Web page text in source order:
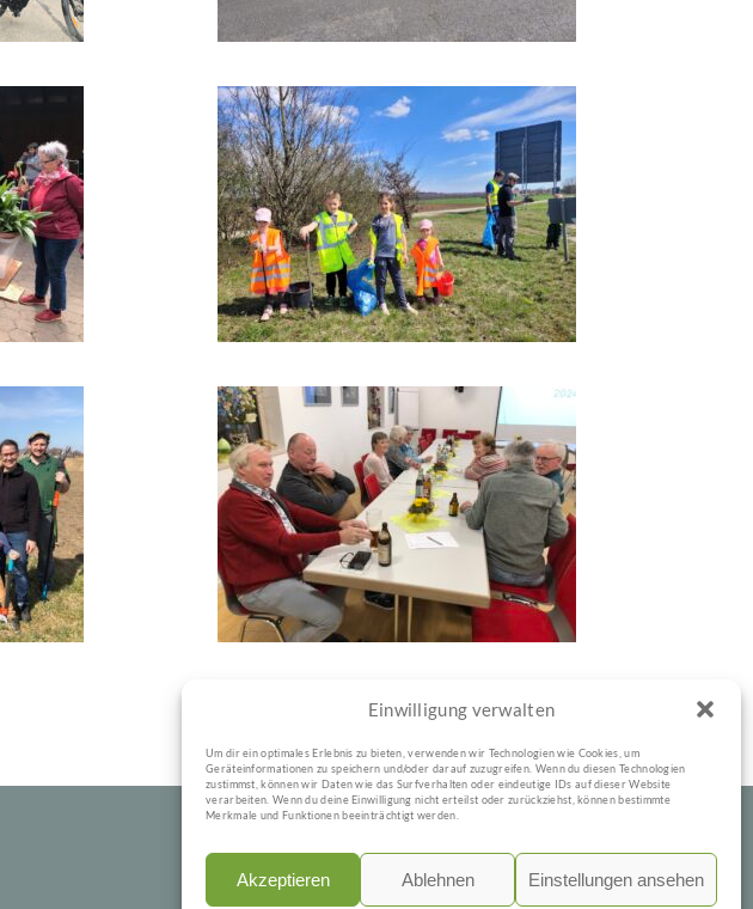
Einwilligung verwalten
Um dir ein optimales Erlebnis zu bieten, verwenden wir Technologien wie Cookies, um
Geräteinformationen zu speichern und/oder darauf zuzugreifen. Wenn du diesen Technologien
zustimmst, können wir Daten wie das Surfverhalten oder eindeutige IDs auf dieser Website
verarbeiten. Wenn du deine Einwilligung nicht erteilst oder zurückziehst, können bestimmte
Merkmale und Funktionen beeinträchtigt werden.
Akzeptieren Ablehnen Einstellungen ansehen
Aktion „Saubere
Landschaft“ 2025
Impressionen 2025
Jahreshauptversammlung
2025
Impressionen 2025